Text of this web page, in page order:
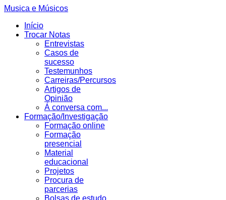
Musica e Músicos
Início
Trocar Notas
Entrevistas
Casos de
sucesso
Testemunhos
Carreiras/Percursos
Artigos de
Opinião
Á conversa com...
Formação/Investigação
Formação online
Formação
presencial
Material
educacional
Projetos
Procura de
parcerias
Bolsas de estudo